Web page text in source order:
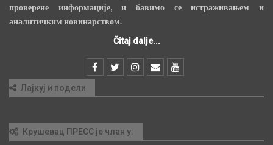
проверене информације, и бавимо се истраживањем и
аналитичким новинарством.
Čitaj dalje...
Лајкуј и подели
Крушевац ПРЕСС је члан у: